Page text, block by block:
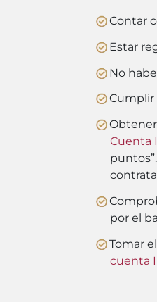
Contar
Estar
No
Cumplir
Cuenta
por el
Tomar
cuenta